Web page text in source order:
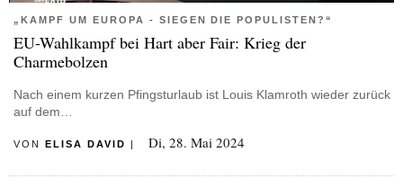
„KAMPF UM EUROPA - SIEGEN DIE POPULISTEN?“
EU-Wahlkampf bei Hart aber Fair: Krieg der
Charmebolzen
Nach einem kurzen Pfingsturlaub ist Louis Klamroth wieder zurück
auf dem…
VON ELISA DAVID Di, 28. Mai 2024